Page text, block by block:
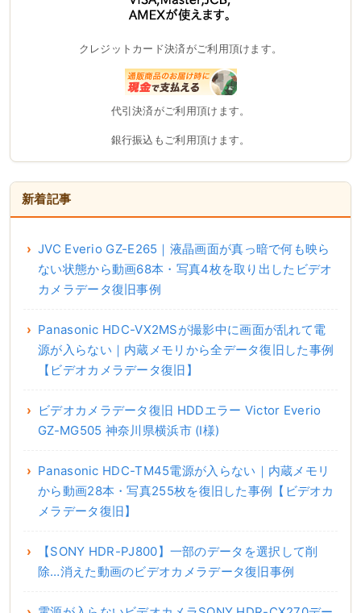
クレジットカード決済がご利用頂けます。
代引決済がご利用頂けます。
銀行振込もご利用頂けます。
新着記事
JVC Everio GZ-E265｜液晶画面が真っ暗で何も映ら
ない状態から動画68本・写真4枚を取り出したビデオ
カメラデータ復旧事例
Panasonic HDC-VX2MSが撮影中に画面が乱れて電
源が入らない｜内蔵メモリから全データ復旧した事例
【ビデオカメラデータ復旧】
ビデオカメラデータ復旧 HDDエラー Victor Everio
GZ-MG505 神奈川県横浜市 (I様)
Panasonic HDC-TM45電源が入らない｜内蔵メモリ
から動画28本・写真255枚を復旧した事例【ビデオカ
メラデータ復旧】
【SONY HDR-PJ800】一部のデータを選択して削
除…消えた動画のビデオカメラデータ復旧事例